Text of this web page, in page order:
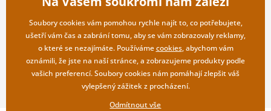
Soubory cookies vám pomohou rychle najít to, co potřebujete,
ušetří vám čas a zabrání tomu, aby se vám zobrazovaly reklamy,
o které se nezajímáte. Používámecookies, abychom vám
oznámili, že jste na naší stránce, a zobrazujeme produkty podle
vašich preferencí. Soubory cookies nám pomáhají zlepšit váš
vylepšený zážitek z procházení.
Odmítnout vše